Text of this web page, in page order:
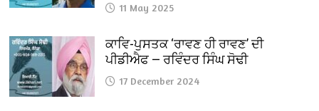
11 May 2025
ਕਾਵਿ-ਪੁਸਤਕ ‘ਰਾਵਣ ਹੀ ਰਾਵਣ’ ਦੀ
ਪੀਡੀਐਫ — ਰਵਿੰਦਰ ਸਿੰਘ ਸੋਢੀ
17 December 2024